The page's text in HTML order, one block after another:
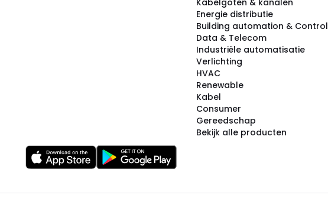
Kabelgoten & kanalen
Energie distributie
Building automation & Control
Data & Telecom
Industriële automatisatie
Verlichting
HVAC
Renewable
Kabel
Consumer
Gereedschap
Bekijk alle producten